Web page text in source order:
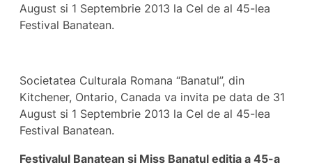
August si 1 Septembrie 2013 la Cel de al 45-lea
Festival Banatean.
Societatea Culturala Romana “Banatul”, din
Kitchener, Ontario, Canada va invita pe data de 31
August si 1 Septembrie 2013 la Cel de al 45-lea
Festival Banatean.
Festivalul Banatean si Miss Banatul editia a 45-a